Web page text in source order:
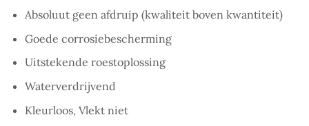
Absoluut geen afdruip (kwaliteit boven kwantiteit)
Goede corrosiebescherming
Uitstekende roestoplossing
Waterverdrijvend
Kleurloos, Vlekt niet